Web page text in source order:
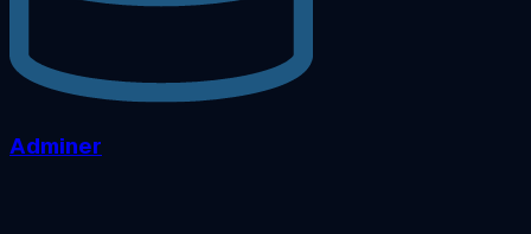
Adminer